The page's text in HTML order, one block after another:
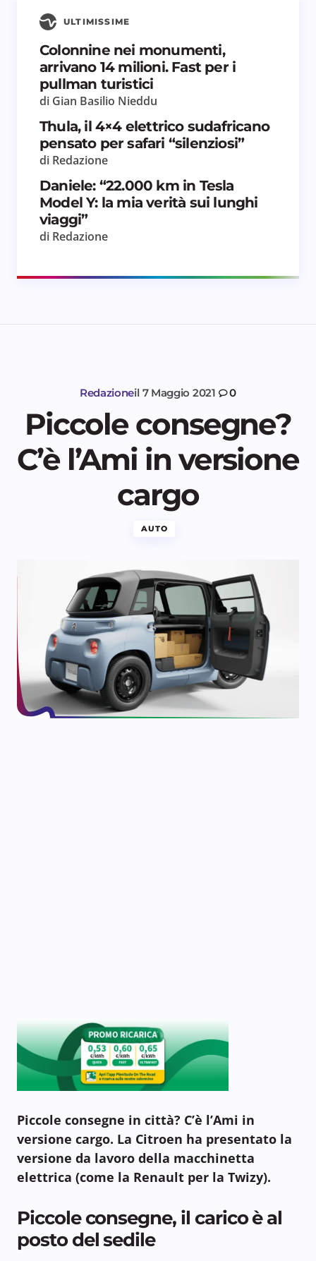
ULTIMISSIME
Colonnine nei monumenti,
arrivano 14 milioni. Fast per i
pullman turistici
di Gian Basilio Nieddu
Thula, il 4×4 elettrico sudafricano
pensato per safari “silenziosi”
di Redazione
Daniele: “22.000 km in Tesla
Model Y: la mia verità sui lunghi
viaggi”
di Redazione
Redazioneil 7 Maggio 2021 0
Piccole consegne?
C’è l’Ami in versione
cargo
AUTO
Piccole consegne in città? C’è l’Ami in
versione cargo. La Citroen ha presentato la
versione da lavoro della macchinetta
elettrica (come la Renault per la Twizy).
Piccole consegne, il carico è al
posto del sedile